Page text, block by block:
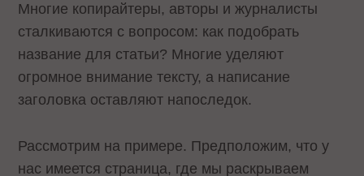
Многие копирайтеры, авторы и журналисты
сталкиваются с вопросом: как подобрать
название для статьи? Многие уделяют
огромное внимание тексту, а написание
заголовка оставляют напоследок.
Рассмотрим на примере. Предположим, что у
нас имеется страница, где мы раскрываем